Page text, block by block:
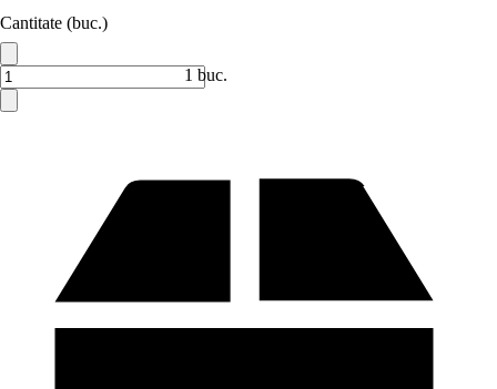
Cantitate (buc.)
1 buc.